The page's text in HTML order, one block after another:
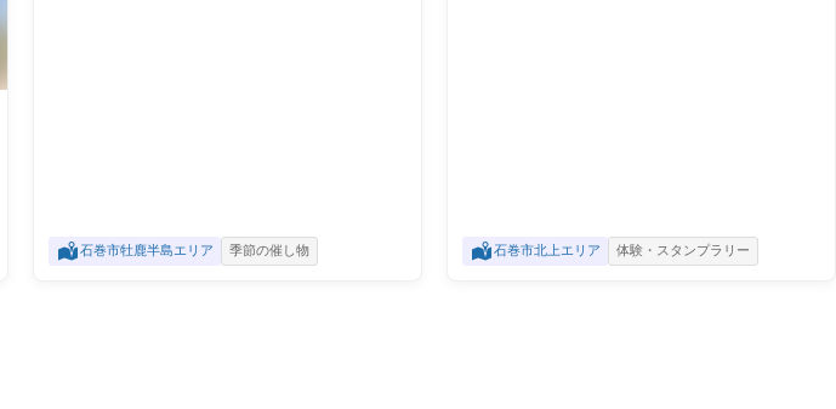
石巻市牡鹿半島エリア 季節の催し物 石巻市北上エリア 体験・スタンプラリー